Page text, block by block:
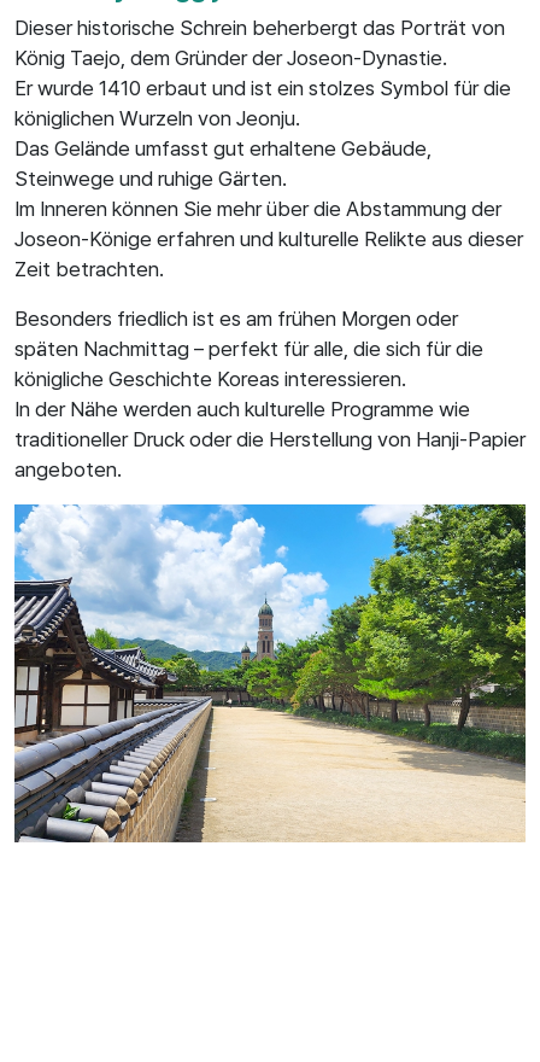
Dieser historische Schrein beherbergt das Porträt von
König Taejo, dem Gründer der Joseon-Dynastie.
Er wurde 1410 erbaut und ist ein stolzes Symbol für die
königlichen Wurzeln von Jeonju.
Das Gelände umfasst gut erhaltene Gebäude,
Steinwege und ruhige Gärten.
Im Inneren können Sie mehr über die Abstammung der
Joseon-Könige erfahren und kulturelle Relikte aus dieser
Zeit betrachten.
Besonders friedlich ist es am frühen Morgen oder
späten Nachmittag – perfekt für alle, die sich für die
königliche Geschichte Koreas interessieren.
In der Nähe werden auch kulturelle Programme wie
traditioneller Druck oder die Herstellung von Hanji-Papier
angeboten.